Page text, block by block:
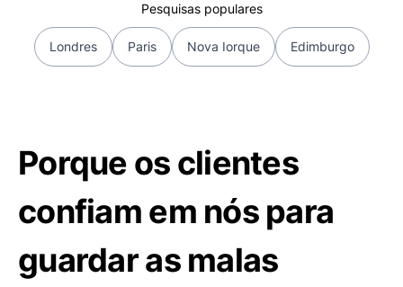
Pesquisas populares
Londres Paris Nova Iorque Edimburgo
Porque os clientes
confiam em nós para
guardar as malas